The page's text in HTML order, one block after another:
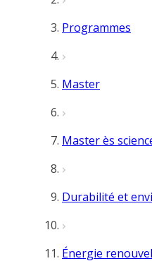
Programmes
Master
Master ès
Durabilité et
Énergie